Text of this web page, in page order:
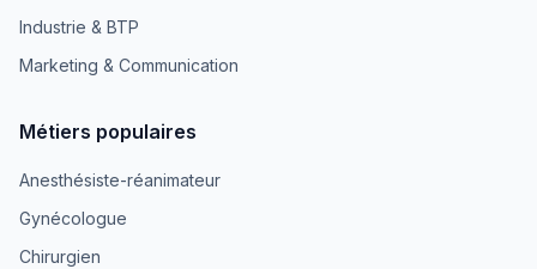
Industrie & BTP
Marketing & Communication
Métiers populaires
Anesthésiste-réanimateur
Gynécologue
Chirurgien